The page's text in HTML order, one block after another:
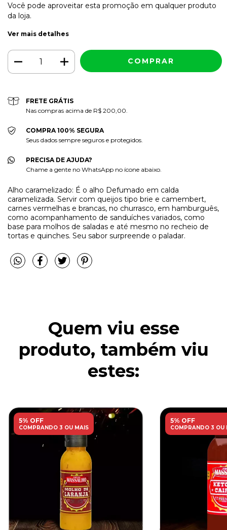
Você pode aproveitar esta promoção em qualquer produto
da loja.
Ver mais detalhes
FRETE GRÁTIS
Nas compras acima de R$ 200,00.
COMPRA 100% SEGURA
Seus dados sempre seguros e protegidos.
PRECISA DE AJUDA?
Chame a gente no WhatsApp no ícone abaixo.
Alho caramelizado: É o alho Defumado em calda
caramelizada. Servir com queijos tipo brie e camembert,
carnes vermelhas e brancas, no churrasco, em hamburguês,
como acompanhamento de sanduíches variados, como
base para molhos de saladas e até mesmo no recheio de
tortas e quinches. Seu sabor surpreende o paladar.
Quem viu esse
produto, também viu
estes:
5% OFF
COMPRANDO 3 OU MAIS
5% OFF
COMPRANDO 3 OU